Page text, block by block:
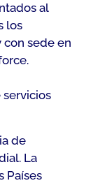
al
los
sede en
de
La
Países